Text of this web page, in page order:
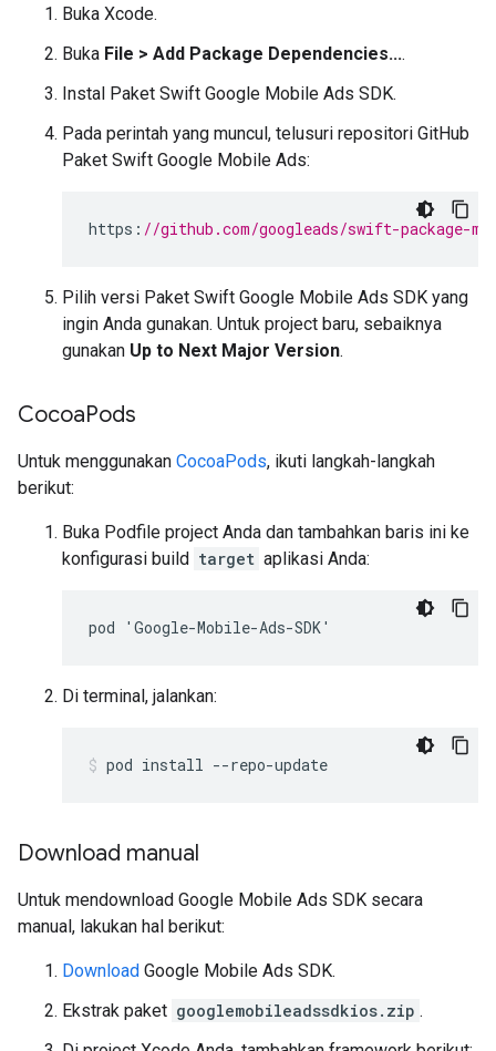
Buka Xcode.
Buka File > Add Package Dependencies....
Instal Paket Swift Google Mobile Ads SDK.
Pada perintah yang muncul, telusuri repositori GitHub
Paket Swift Google Mobile Ads:
https : //github.com/googleads/swift-package-
Pilih versi Paket Swift Google Mobile Ads SDK yang
ingin Anda gunakan. Untuk project baru, sebaiknya
gunakan Up to Next Major Version.
CocoaPods
Untuk menggunakan CocoaPods, ikuti langkah-langkah
berikut:
Buka Podfile project Anda dan tambahkan baris ini ke
konfigurasi build target aplikasi Anda:
pod 'Google-Mobile-Ads-SDK'
Di terminal, jalankan:
pod install --repo-update
Download manual
Untuk mendownload Google Mobile Ads SDK secara
manual, lakukan hal berikut:
Download Google Mobile Ads SDK.
Ekstrak paket googlemobileadssdkios.zip .